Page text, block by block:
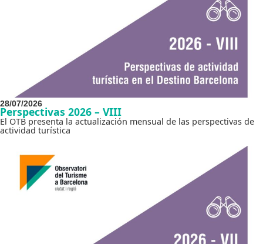
28/07/2026
Perspectivas 2026 – VIII
El OTB presenta la actualización mensual de las perspectivas de
actividad turística